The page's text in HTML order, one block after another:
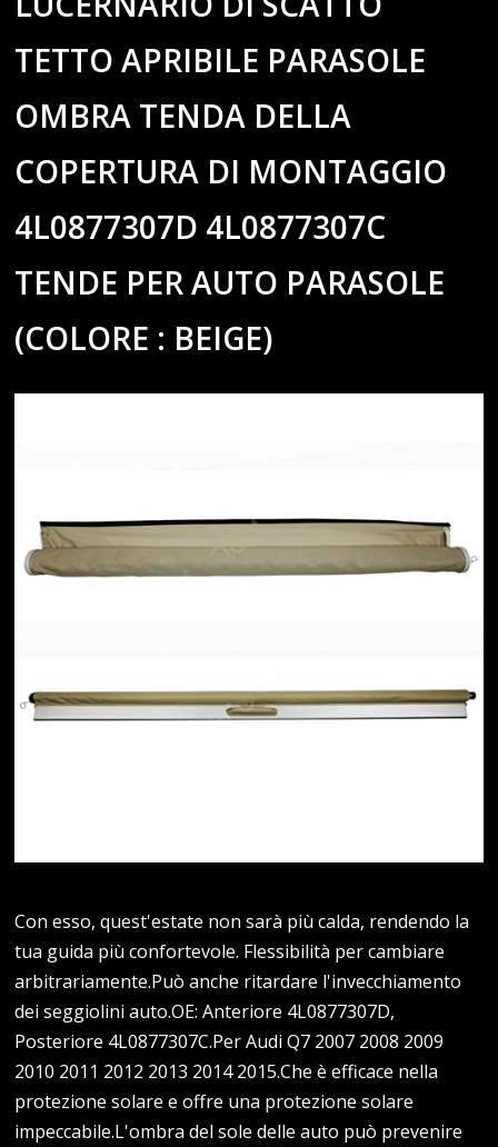
TETTO APRIBILE PARASOLE
OMBRA TENDA DELLA
COPERTURA DI MONTAGGIO
4L0877307D 4L0877307C
TENDE PER AUTO PARASOLE
(COLORE : BEIGE)
Con esso, quest'estate non sarà più calda, rendendo la
tua guida più confortevole. Flessibilità per cambiare
arbitrariamente.Può anche ritardare l'invecchiamento
dei seggiolini auto.OE: Anteriore 4L0877307D,
Posteriore 4L0877307C.Per Audi Q7 2007 2008 2009
2010 2011 2012 2013 2014 2015.Che è efficace nella
protezione solare e offre una protezione solare
impeccabile.L'ombra del sole delle auto può prevenire